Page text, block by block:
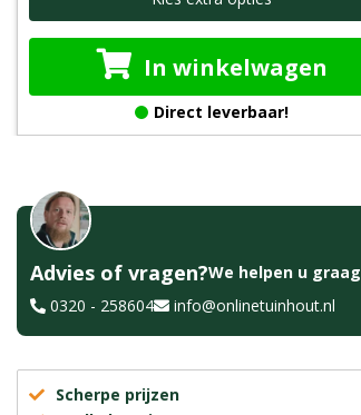
In winkelwagen
Direct leverbaar!
Advies of vragen?We helpen u graag
0320 - 258604
info@onlinetuinhout.nl
Scherpe prijzen